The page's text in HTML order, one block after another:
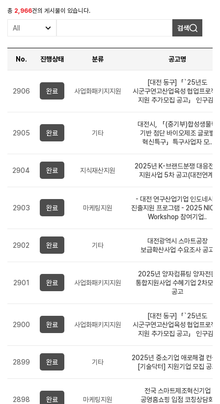
총 2,966건의 게시물이 있습니다.
검색
번호,
진행상태,
등록일,
제공합니다.
No. 진행상태 분류 공고명
2906 완료 사업화패키지지원
[대전 동구]「`25년도
시군구연고산업육성 협업프로젝
지원 추가모집 공고」 인구감..
2905 완료 기타
대전시, 「(중기부)합성생물학
기반 첨단 바이오제조 글로벌
혁신특구」특구사업자 모..
2904 완료 지식재산지원
2025년 K-브랜드분쟁 대응전략
지원사업 5차 공고(대전연계)
2903 완료 마케팅지원
- 대전 연구산업기업 인도네시아
진출지원 프로그램 - 2025
Workshop 참여기업..
2902 완료 기타
대전광역시 스마트공장
보급확산사업 수요조사 공고
2901 완료 사업화패키지지원
2025년 양자컴퓨팅 양자전환
통합지원사업 수혜기업 2차모집
공고
2900 완료 사업화패키지지원
[대전 동구]「`25년도
시군구연고산업육성 협업프로젝
지원 추가모집 공고」 인구감..
2899 완료 기타
2025년 중소기업 애로해결 컨설
[기술닥터] 지원기업 모집 공고
2898 완료 마케팅지원
전국 스마트제조혁신기업
공영홈쇼핑 입점 코칭상담회